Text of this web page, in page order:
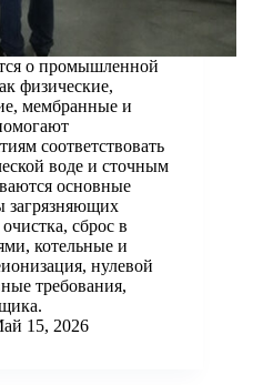
о промышленной
физические,
мембранные и
соответствовать
воде и сточным
основные
загрязняющих
сброс в
котельные и
нулевой
требования,
15, 2026